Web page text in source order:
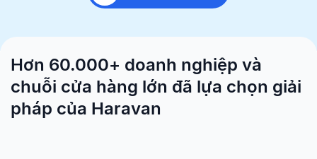
Hơn 60.000+ doanh nghiệp và
chuỗi cửa hàng lớn đã lựa chọn giải
pháp của Haravan